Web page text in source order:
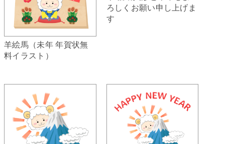
羊絵馬（未年 年賀状無
料イラスト）
ろしくお願い申し上げま
す